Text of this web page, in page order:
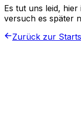
Es tut uns leid,
versuch es später
Zurück zur